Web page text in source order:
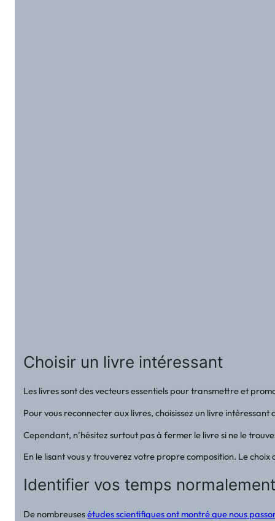
Choisir un livre intéressant
Les livres sont des vecteurs essentiels pour transmettre et
Pour vous reconnecter aux livres, choisissez un livre
Cependant, n’hésitez surtout pas à fermer le livre si ne le
En le lisant vous y trouverez votre propre composition. Le
Identifier vos temps
De nombreusesétudes scientifiques ont montré que nous